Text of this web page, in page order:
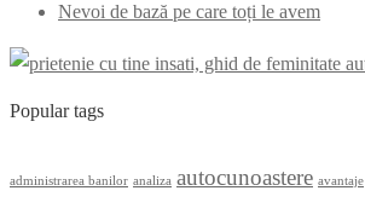
Nevoi de bază pe care toți le avem
Popular tags
administrarea banilor analiza autocunoastere avantaje